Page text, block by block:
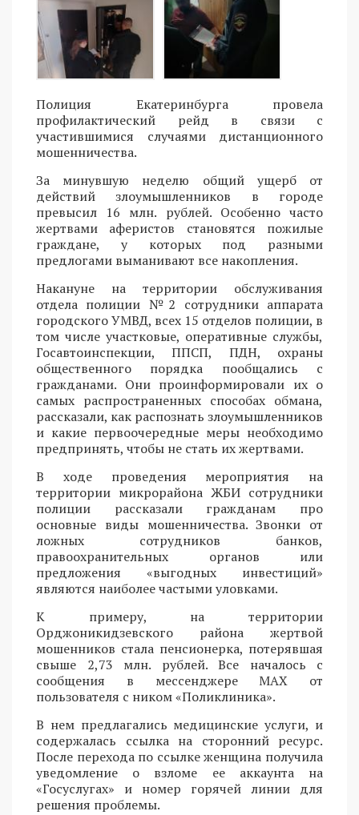
Полиция Екатеринбурга провела
профилактический рейд в связи с
участившимися случаями дистанционного
мошенничества.
За минувшую неделю общий ущерб от
действий злоумышленников в городе
превысил 16 млн. рублей. Особенно часто
жертвами аферистов становятся пожилые
граждане, у которых под разными
предлогами выманивают все накопления.
Накануне на территории обслуживания
отдела полиции №2 сотрудники аппарата
городского УМВД, всех 15 отделов полиции, в
том числе участковые, оперативные службы,
Госавтоинспекции, ППСП, ПДН, охраны
общественного порядка пообщались с
гражданами. Они проинформировали их о
самых распространенных способах обмана,
рассказали, как распознать злоумышленников
и какие первоочередные меры необходимо
предпринять, чтобы не стать их жертвами.
В ходе проведения мероприятия на
территории микрорайона ЖБИ сотрудники
полиции рассказали гражданам про
основные виды мошенничества. Звонки от
ложных сотрудников банков,
правоохранительных органов или
предложения «выгодных инвестиций»
являются наиболее частыми уловками.
К примеру, на территории
Орджоникидзевского района жертвой
мошенников стала пенсионерка, потерявшая
свыше 2,73 млн. рублей. Все началось с
сообщения в мессенджере MAX от
пользователя с ником «Поликлиника».
В нем предлагались медицинские услуги, и
содержалась ссылка на сторонний ресурс.
После перехода по ссылке женщина получила
уведомление о взломе ее аккаунта на
«Госуслугах» и номер горячей линии для
решения проблемы.